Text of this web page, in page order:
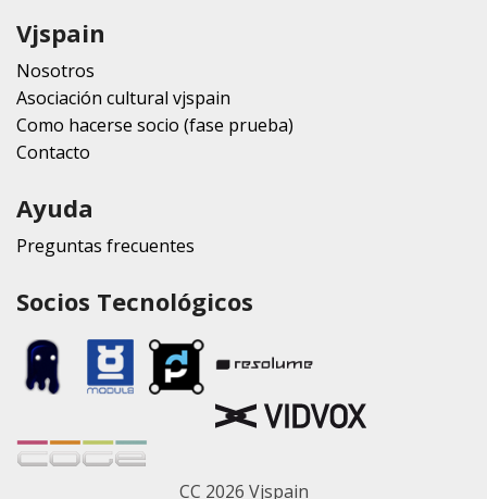
Vjspain
Nosotros
Asociación cultural vjspain
Como hacerse socio (fase prueba)
Contacto
Ayuda
Preguntas frecuentes
Socios Tecnológicos
CC 2026 Vjspain